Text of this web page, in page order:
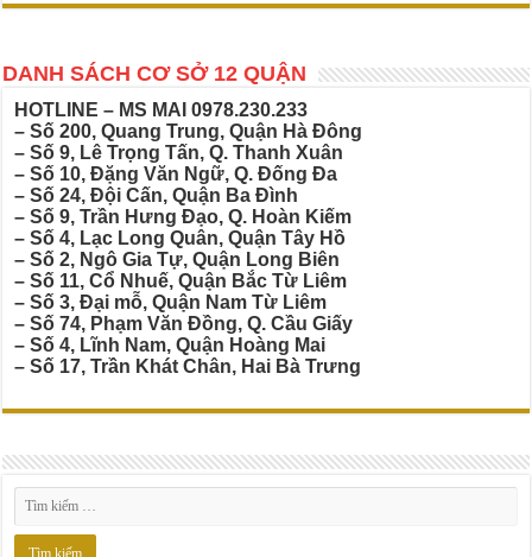
DANH SÁCH CƠ SỞ 12 QUẬN
HOTLINE – MS MAI0978.230.233
– Số 200, Quang Trung, Quận Hà Đông
– Số 9, Lê Trọng Tấn, Q. Thanh Xuân
– Số 10, Đặng Văn Ngữ, Q. Đống Đa
– Số 24, Đội Cấn, Quận Ba Đình
– Số 9, Trần Hưng Đạo, Q. Hoàn Kiếm
– Số 4, Lạc Long Quân, Quận Tây Hồ
– Số 2, Ngô Gia Tự, Quận Long Biên
– Số 11, Cổ Nhuế, Quận Bắc Từ Liêm
– Số 3, Đại mỗ, Quận Nam Từ Liêm
– Số 74, Phạm Văn Đồng, Q. Cầu Giấy
– Số 4, Lĩnh Nam, Quận Hoàng Mai
– Số 17, Trần Khát Chân, Hai Bà Trưng